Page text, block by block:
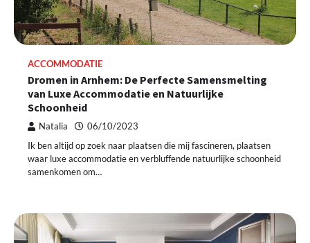
ACCOMMODATIE
Dromen in Arnhem: De Perfecte Samensmelting
van Luxe Accommodatie en Natuurlijke
Schoonheid
Natalia 06/10/2023
Ik ben altijd op zoek naar plaatsen die mij fascineren, plaatsen
waar luxe accommodatie en verbluffende natuurlijke schoonheid
samenkomen om…